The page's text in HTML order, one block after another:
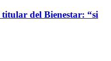
del Bienestar: “si